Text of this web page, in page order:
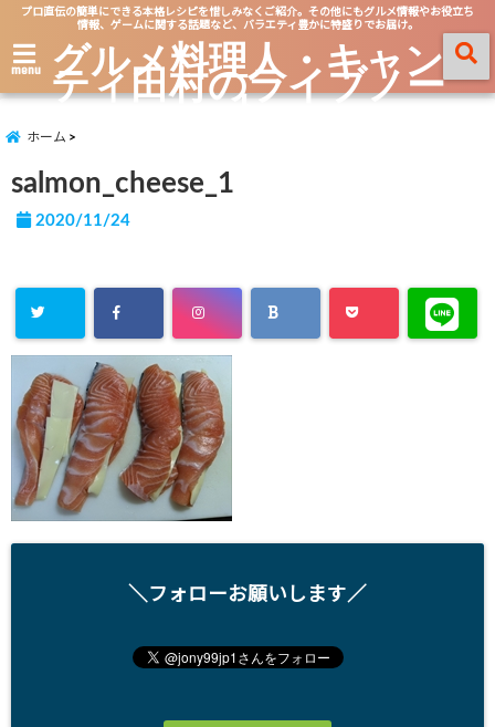
プロ直伝の簡単にできる本格レシピを惜しみなくご紹介。その他にもグルメ情報やお役立ち
情報、ゲームに関する話題など、バラエティ豊かに特盛りでお届け。
menu グルメ料理人・キャン
ティ田村のライブノー
ト
ホーム
salmon_cheese_1
2020/11/24
＼フォローお願いします／